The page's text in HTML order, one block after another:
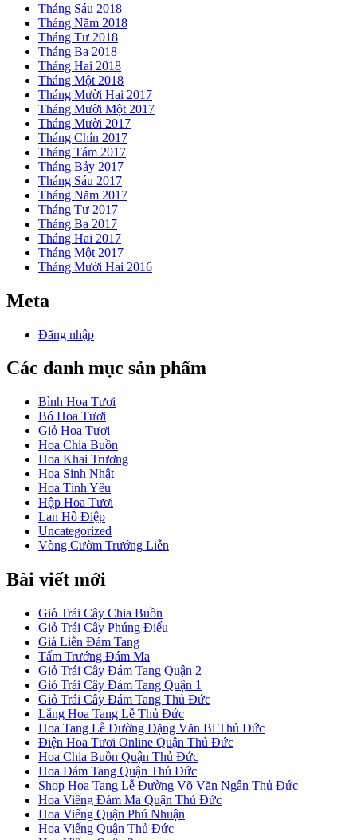
Tháng Sáu 2018
Tháng Năm 2018
Tháng Tư 2018
Tháng Ba 2018
Tháng Hai 2018
Tháng Một 2018
Tháng Mười Hai 2017
Tháng Mười Một 2017
Tháng Mười 2017
Tháng Chín 2017
Tháng Tám 2017
Tháng Bảy 2017
Tháng Sáu 2017
Tháng Năm 2017
Tháng Tư 2017
Tháng Ba 2017
Tháng Hai 2017
Tháng Một 2017
Tháng Mười Hai 2016
Meta
Đăng nhập
Các danh mục sản phẩm
Bình Hoa Tươi
Bó Hoa Tươi
Giỏ Hoa Tươi
Hoa Chia Buồn
Hoa Khai Trương
Hoa Sinh Nhật
Hoa Tình Yêu
Hộp Hoa Tươi
Lan Hồ Điệp
Uncategorized
Vòng Cườm Trướng Liễn
Bài viết mới
Giỏ Trái Cây Chia Buồn
Giỏ Trái Cây Phúng Điếu
Giá Liễn Đám Tang
Tấm Trướng Đám Ma
Giỏ Trái Cây Đám Tang Quận 2
Giỏ Trái Cây Đám Tang Quận 1
Giỏ Trái Cây Đám Tang Thủ Đức
Lẵng Hoa Tang Lễ Thủ Đức
Hoa Tang Lễ Đường Đặng Văn Bi Thủ Đức
Điện Hoa Tươi Online Quận Thủ Đức
Hoa Chia Buồn Quận Thủ Đức
Hoa Đám Tang Quận Thủ Đức
Shop Hoa Tang Lễ Đường Võ Văn Ngân Thủ Đức
Hoa Viếng Đám Ma Quận Thủ Đức
Hoa Viếng Quận Phú Nhuận
Hoa Viếng Quận Thủ Đức